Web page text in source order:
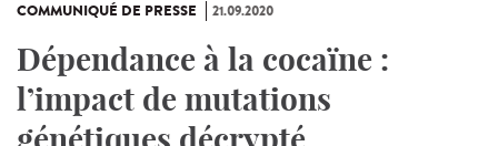
COMMUNIQUÉ DE PRESSE 21.09.2020
Dépendance à la cocaïne :
l’impact de mutations